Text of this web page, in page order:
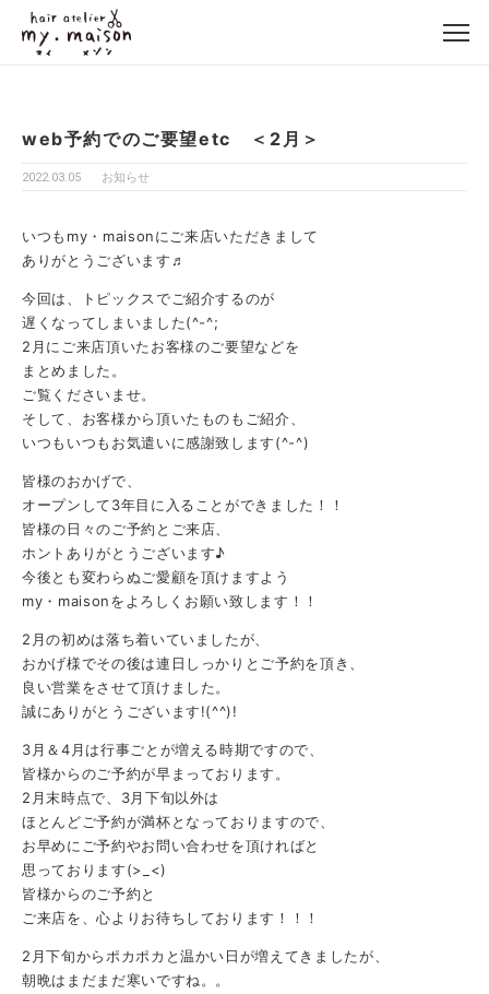
web予約でのご要望etc ＜2月＞
2022.03.05 お知らせ
いつもmy・maisonにご来店いただきまして
ありがとうございます♬
今回は、トピックスでご紹介するのが
遅くなってしまいました(^-^;
2月にご来店頂いたお客様のご要望などを
まとめました。
ご覧くださいませ。
そして、お客様から頂いたものもご紹介、
いつもいつもお気遣いに感謝致します(^-^)
皆様のおかげで、
オープンして3年目に入ることができました！！
皆様の日々のご予約とご来店、
ホントありがとうございます♪
今後とも変わらぬご愛顧を頂けますよう
my・maisonをよろしくお願い致します！！
2月の初めは落ち着いていましたが、
おかげ様でその後は連日しっかりとご予約を頂き、
良い営業をさせて頂けました。
誠にありがとうございます!(^^)!
3月＆4月は行事ごとが増える時期ですので、
皆様からのご予約が早まっております。
2月末時点で、3月下旬以外は
ほとんどご予約が満杯となっておりますので、
お早めにご予約やお問い合わせを頂ければと
思っております(>_<)
皆様からのご予約と
ご来店を、心よりお待ちしております！！！
2月下旬からポカポカと温かい日が増えてきましたが、
朝晩はまだまだ寒いですね。。